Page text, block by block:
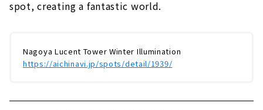
spot, creating a fantastic world.
Nagoya Lucent Tower Winter Illumination
https://aichinavi.jp/spots/detail/1939/